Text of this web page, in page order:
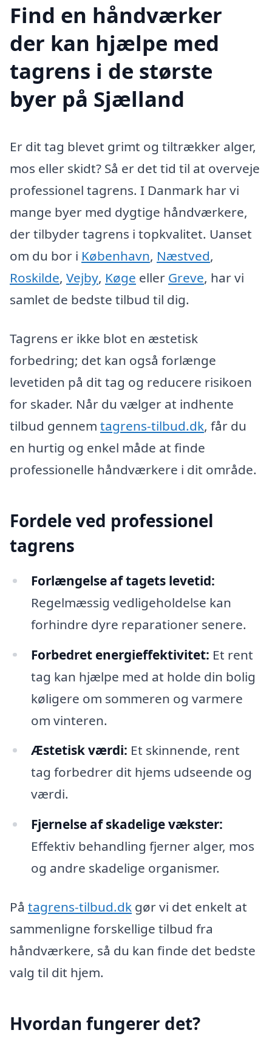
Find en håndværker
der kan hjælpe med
tagrens i de største
byer på Sjælland
Er dit tag blevet grimt og tiltrækker alger,
mos eller skidt? Så er det tid til at overveje
professionel tagrens. I Danmark har vi
mange byer med dygtige håndværkere,
der tilbyder tagrens i topkvalitet. Uanset
om du bor i København, Næstved,
Roskilde, Vejby, Køge eller Greve, har vi
samlet de bedste tilbud til dig.
Tagrens er ikke blot en æstetisk
forbedring; det kan også forlænge
levetiden på dit tag og reducere risikoen
for skader. Når du vælger at indhente
tilbud gennem tagrens-tilbud.dk, får du
en hurtig og enkel måde at finde
professionelle håndværkere i dit område.
Fordele ved professionel
tagrens
Forlængelse af tagets levetid:
Regelmæssig vedligeholdelse kan
forhindre dyre reparationer senere.
Forbedret energieffektivitet: Et rent
tag kan hjælpe med at holde din bolig
køligere om sommeren og varmere
om vinteren.
Æstetisk værdi: Et skinnende, rent
tag forbedrer dit hjems udseende og
værdi.
Fjernelse af skadelige vækster:
Effektiv behandling fjerner alger, mos
og andre skadelige organismer.
På tagrens-tilbud.dk gør vi det enkelt at
sammenligne forskellige tilbud fra
håndværkere, så du kan finde det bedste
valg til dit hjem.
Hvordan fungerer det?